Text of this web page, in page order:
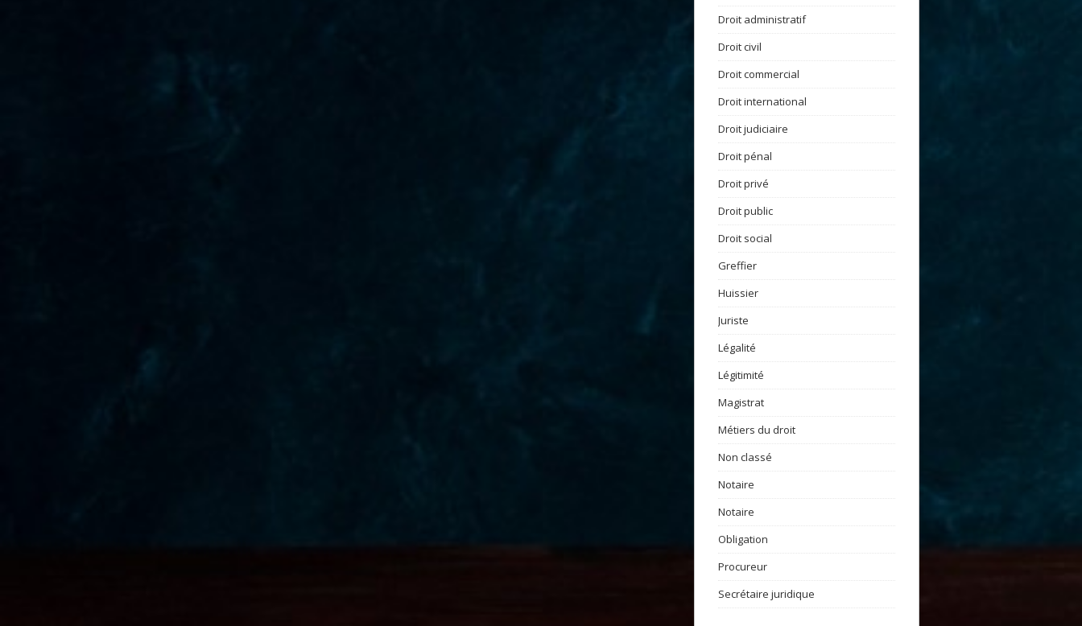
Droit administratif
Droit civil
Droit commercial
Droit international
Droit judiciaire
Droit pénal
Droit privé
Droit public
Droit social
Greffier
Huissier
Juriste
Légalité
Légitimité
Magistrat
Métiers du droit
Non classé
Notaire
Notaire
Obligation
Procureur
Secrétaire juridique